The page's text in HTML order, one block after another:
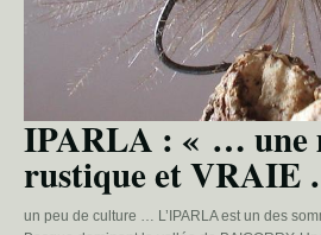
IPARLA : « … une
rustique et
un peu de culture … L’IPARLA est un des